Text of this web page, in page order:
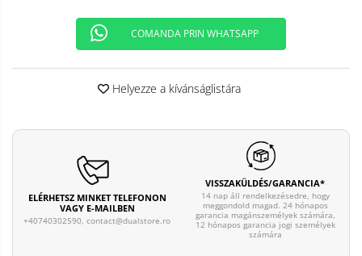
COMANDA PRIN WHATSAPP
Helyezze a kívánságlistára
ELÉRHETSZ MINKET TELEFONON
VAGY E-MAILBEN
+40740302590, contact@dualstore.ro
VISSZAKÜLDÉS/GARANCIA*
14 nap áll rendelkezésedre, hogy
meggondold magad. 24 hónapos
garancia magánszemélyek számára,
12 hónapos garancia jogi személyek
számára